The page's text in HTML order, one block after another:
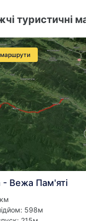
туристичні
- Вежа Пам'яті
598м